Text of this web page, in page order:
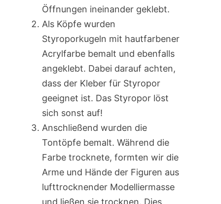
Öffnungen ineinander geklebt.
Als Köpfe wurden
Styroporkugeln mit hautfarbener
Acrylfarbe bemalt und ebenfalls
angeklebt. Dabei darauf achten,
dass der Kleber für Styropor
geeignet ist. Das Styropor löst
sich sonst auf!
Anschließend wurden die
Tontöpfe bemalt. Während die
Farbe trocknete, formten wir die
Arme und Hände der Figuren aus
lufttrocknender Modelliermasse
und ließen sie trocknen. Dies